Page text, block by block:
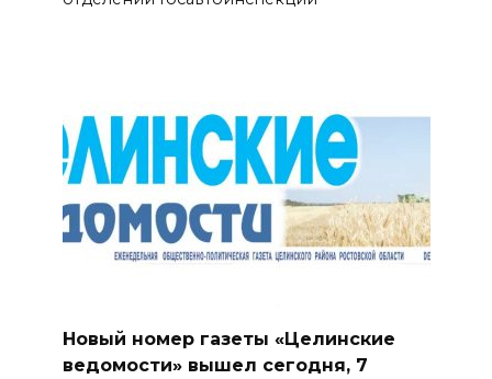
Новый номер газеты «Целинские
ведомости» вышел сегодня, 7